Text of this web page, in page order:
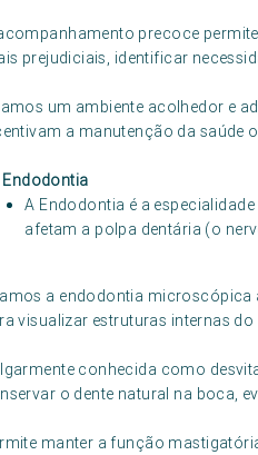
precoce
prejudiciais, identificar
um ambiente acolhedor e
a manutenção da saúde
Endodontia
A Endodontia é a
afetam a polpa dentária (o
a endodontia microscópica
visualizar estruturas internas
conhecida como
o dente natural na boca,
manter a função